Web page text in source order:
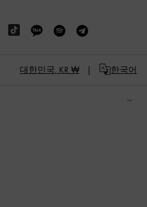
대한민국, KR ₩ 한국어